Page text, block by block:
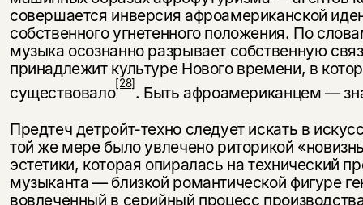
совершается инверсия афроамериканской
собственного угнетенного положения. По
музыка осознанно разрывает собственную
принадлежит культуре Нового времени, в
существовало[28]. Быть афроамериканцем —
Предтеч детройт-техно следует искать в
той же мере было увлечено риторикой
эстетики, которая опиралась на технический
музыканта — близкой романтической фигуре
вовлеченный в серийный процесс